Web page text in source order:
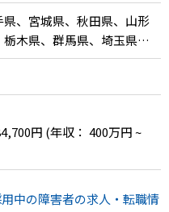
、宮城県、秋田県、山形
木県、群馬県、埼玉県、
県、新潟県、富山県、石
長野県、岐阜県、静岡
賀県、京都府、大阪府、
県、鳥取県、島根県、岡
徳島県、香川県、愛媛
賀県、長崎県、熊本県、
県、沖縄県、その他
円 (年収： 400万円 ~
中の障害者の求人・転職情